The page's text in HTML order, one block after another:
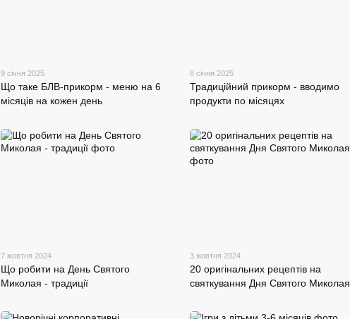
9 січня 2025
Що таке БЛВ-прикорм - меню на 6
місяців на кожен день
8 січня 2025
Традиційний прикорм - вводимо
продукти по місяцях
7 жовтня 2024
Що робити на День Святого
Миколая - традиції
3 жовтня 2024
20 оригінальних рецептів на
святкування Дня Святого Миколая